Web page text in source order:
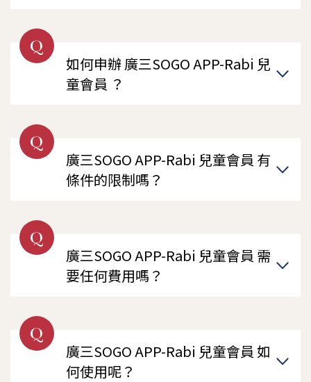
Q
如何申辦 廣三SOGO APP-Rabi 兒
童會員 ？
Q
廣三SOGO APP-Rabi 兒童會員 有
條件的限制嗎？
Q
廣三SOGO APP-Rabi 兒童會員 需
要任何費用嗎？
Q
廣三SOGO APP-Rabi 兒童會員 如
何使用呢？